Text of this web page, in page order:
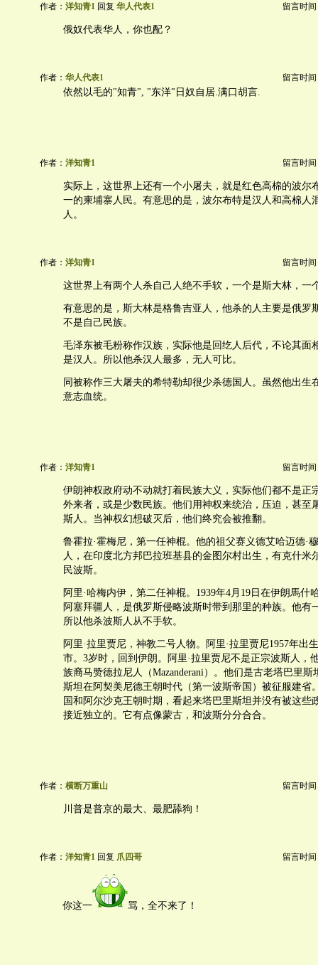
作者： 洋知青1 回复 华人代表1 留言时间
俄奴代表华人，你也配？
作者： 华人代表1 留言时间
依然以毛的"知青", "东洋"日奴自居.满口胡言.
作者： 洋知青1 留言时间
实际上，这世界上还有一个小屠夫，就是红色高棉的波尔
一的柬埔寨人民。有意思的是，波尔布特是汉人和高棉人
人。
作者： 洋知青1 留言时间
这世界上有两个人杀自己人绝不手软，一个是斯大林，一
有意思的是，斯大林是格鲁吉亚人，他杀的人主要是俄罗
不是自己民族。
毛泽东被毛粉称作汉族，实际他是回纥人后代，不论其面
是汉人。所以他杀汉人最多，无人可比。
同被称作三大屠夫的希特勒却很少杀德国人。虽然他出生
意志血统。
作者： 洋知青1 留言时间
伊朗神权政府动不动就打着民族大义，实际他们都不是正
外来者，或是少数民族。他们用神权来统治，压迫，甚至
斯人。当神权幻想破灭后，他们终究会被推翻。
鲁霍拉·霍梅尼，第一任神棍。他的祖父赛义德艾哈迈德·
人，在印度北方邦巴拉班基县的金图尔村出生，有克什米
民波斯。
阿里·哈梅内伊，第二任神棍。1939年4月19日在伊朗馬什
阿塞拜疆人，是俄罗斯侵略波斯时带到那里的种族。他有
所以他杀波斯人从不手软。
阿里·拉里贾尼，神教二号人物。阿里·拉里贾尼1957年出
市。3岁时，回到伊朗。阿里·拉里贾尼不是正宗波斯人，
族裔马赞德拉尼人（Mazanderani）。他们是古老塔巴里
斯坦在阿契美尼德王朝时代（第一波斯帝国）被征服建省
国和阿尔沙克王朝时期，看起来塔巴里斯坦并没有被这些
接近独立的。它有点像蒙古，和波斯分分合合。
作者： 横断万重山 留言时间
川普是普京的最大、最肥舔狗！
作者： 洋知青1 回复 爪四哥 留言时间
你这一 骂，全不来了！